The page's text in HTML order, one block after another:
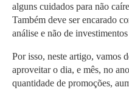
alguns cuidados para não
Também deve ser encarado
análise e não de
Por isso, neste artigo, vamos
aproveitar o dia, e mês, no
quantidade de promoções,